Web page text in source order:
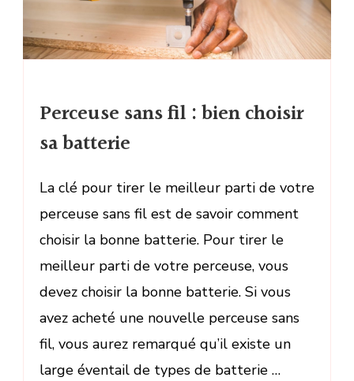
Perceuse sans fil : bien choisir
sa batterie
La clé pour tirer le meilleur parti de votre
perceuse sans fil est de savoir comment
choisir la bonne batterie. Pour tirer le
meilleur parti de votre perceuse, vous
devez choisir la bonne batterie. Si vous
avez acheté une nouvelle perceuse sans
fil, vous aurez remarqué qu’il existe un
large éventail de types de batterie …